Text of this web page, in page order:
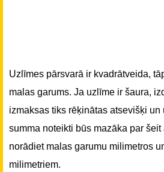
Uzlīmes pārsvarā ir kvadrātveida,
malas garums. Ja uzlīme ir šaura,
izmaksas tiks rēķinātas atsevišķi un
summa noteikti būs mazāka par
norādiet malas garumu milimetros
milimetriem.